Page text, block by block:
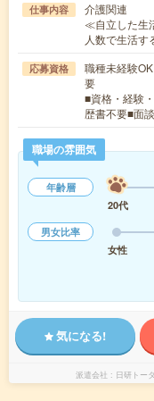
仕事内容
介護関連
≪自立した生
人数で生活
応募資格
職種未経験
要
■資格・経験
歴書不要■面
職場の雰囲気
年齢層
20代
男女比率
女性
気になる!
派遣会社 日研トー